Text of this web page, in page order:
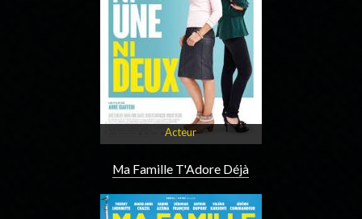
Acteur
Ma Famille T'Adore Déjà